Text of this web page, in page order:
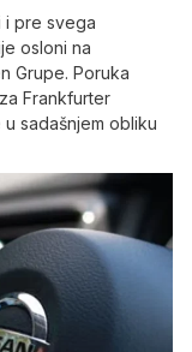
i pre svega
osloni na
Grupe. Poruka
Frankfurter
sadašnjem obliku